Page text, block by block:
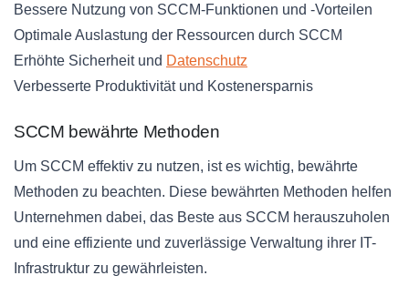
Bessere Nutzung von SCCM-Funktionen und -Vorteilen
Optimale Auslastung der Ressourcen durch SCCM
Erhöhte Sicherheit und Datenschutz
Verbesserte Produktivität und Kostenersparnis
SCCM bewährte Methoden
Um SCCM effektiv zu nutzen, ist es wichtig, bewährte
Methoden zu beachten. Diese bewährten Methoden helfen
Unternehmen dabei, das Beste aus SCCM herauszuholen
und eine effiziente und zuverlässige Verwaltung ihrer IT-
Infrastruktur zu gewährleisten.